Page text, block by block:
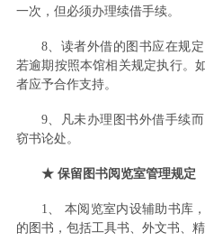
一次，但必须办理续借手续。
8、读者外借的图书应在规
若逾期按照本馆相关规定执行。
者应予合作支持。
9、凡未办理图书外借手续
窃书论处。
★ 保留图书阅览室管理规定
1、 本阅览室内设辅助书库
的图书，包括工具书、外文书、